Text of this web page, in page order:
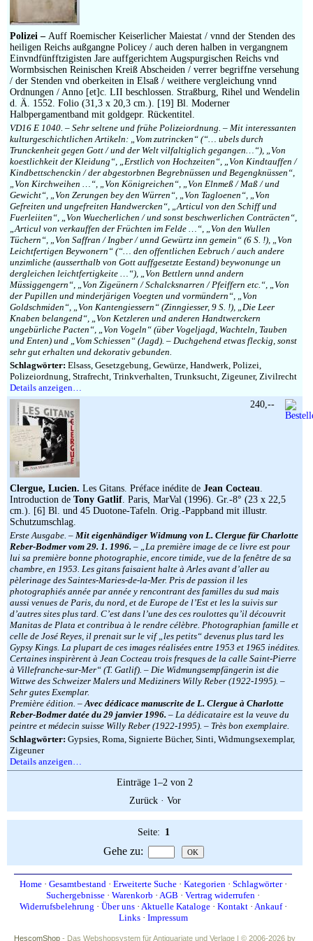
Polizei – Auff Roemischer Keiserlicher Maiestat / vnnd der Stenden des
heiligen Reichs außgangne Policey / auch deren halben in vergangnem
Einvndfünfftzigisten Jare auffgerichtem Augspurgischen Reichs vnd
Wormbsischen Reinischen Kreiß Abscheiden / verrer begriffne versehung
/ der Stenden vnd oberkeiten in Elsaß / weithere vergleichung vnnd
Ordnungen / Anno [et]c. LII beschlossen. Straßburg, Rihel und Wendelin
d. Ä. 1552. Folio (31,3 x 20,3 cm.). [19] Bl. Moderner
Halbpergamentband mit goldgepr. Rückentitel.
VD16 E 1040. – Sehr seltene und frühe Polizeiordnung. – Mit interessanten
kulturgeschichtlichen Artikeln: „Vom zutrincken“ (“… ubels durch
Trunckenheit gegen Gott / und der Welt vilfaltiglich gegangen…“), „Von
koestlichkeit der Kleidung“, „Erstlich von Hochzeiten“, „Von Kindtauffen /
Kindbettschenckin / der abgestorbnen Begrebnüssen und Begengknüssen“,
„Von Kirchweihen …“, „Von Königreichen“, „Von Elnmeß / Maß / und
Gewicht“, „Von Zerungen bey den Würren“, „Von Tagloenen“, „Von
Gefreiten und ungefreiten Handwercken“, „Articul von den Schiff und
Fuerleiiten“, „Von Wuecherlichen / und sonst beschwerlichen Conträcten“,
„Articul von verkauffen der Früchten im Felde …“, „Von den Wullen
Tüchern“, „Von Saffran / Ingber / unnd Gewürtz inn gemein“ (6 S. !), „Von
Leichtfertigen Beywonern“ (“… den offentlichen Eebruch / auch andere
unzimliche (ausserthalb von Gott auffgesetzte Eestand) beywonunge un
dergleichen leichtfertigkeite …“), „Von Bettlern unnd andern
Müssiggengern“, „Von Zigeünern / Schalcksnarren / Pfeiffern etc.“, „Von
der Pupillen und minderjärigen Voegten und vormündern“, „Von
Goldschmiden“, „Von Kantengiessern“ (Zinngiesser, 9 S. !), „Die Leer
Knaben belangend“, „Von Ketzleren und anderen Handtwerckern
ungebürliche Pacten“, „Von Vogeln“ (über Vogeljagd, Wachteln, Tauben
und Enten) und „Vom Schiessen“ (Jagd). – Duchgehend etwas fleckig, sonst
sehr gut erhalten und dekorativ gebunden.
Schlagwörter: Elsass, Gesetzgebung, Gewürze, Handwerk, Polizei,
Polizeiordnung, Strafrecht, Trinkverhalten, Trunksucht, Zigeuner, Zivilrecht
Details anzeigen…
Clergue, Lucien. Les Gitans. Préface inédite de Jean Cocteau.
Introduction de Tony Gatlif. Paris, MarVal (1996). Gr.-8° (23 x 22,5
cm.). [6] Bl. und 45 Duotone-Tafeln. Orig.-Pappband mit illustr.
Schutzumschlag.
Erste Ausgabe. – Mit eigenhändiger Widmung von L. Clergue für Charlotte
Reber-Bodmer vom 29. 1. 1996. – „La première image de ce livre est pour
lui sa première bonne photographie, encore timide, vue de la fenêtre de sa
chambre, en 1953. Les gitans faisaient halte à Arles avant d’aller au
pèlerinage des Saintes-Maries-de-la-Mer. Pris de passion il les
photographiés année par année y rencontrant des familles du sud mais
aussi venues de Paris, du nord, et de Europe de l’Est et les la suivis sur
d’autres sites plus tard. C’est dans l’une des ces roulottes qu’il découvrit
Manitas de Plata et contribua à le rendre célèbre. Photographian famille et
celle de José Reyes, il prenait sur le vif „les petits“ devenus plus tard les
Gypsy Kings. La plupart de ces images réalisées entre 1953 et 1965 inédites.
Certaines inspirèrent à Jean Cocteau trois fresques de la calle Saint-Pierre
à Villefranche-sur-Mer“ (T. Gatlif). – Die Widmungsempfängerin ist die
Wittwe des Schweizer Malers und Mediziners Willy Reber (1922-1995). –
Sehr gutes Exemplar.
Première édition. –Avec dédicace manuscrite de L. Clergue à Charlotte
Reber-Bodmer datée du 29 janvier 1996. – La dédicataire est la veuve du
peintre et médecin suisse Willy Reber (1922-1995). – Très bon exemplaire.
Schlagwörter: Gypsies, Roma, Signierte Bücher, Sinti, Widmungsexemplar,
Zigeuner
Details anzeigen…
240,--
Einträge 1–2 von 2
Zurück· Vor
Seite: 1
Gehe zu:
Home· Gesamtbestand· Erweiterte Suche· Kategorien· Schlagwörter·
Suchergebnisse · Warenkorb · AGB · Vertrag widerrufen ·
Widerrufsbelehrung · Über uns· Aktuelle Kataloge· Kontakt· Ankauf·
Links· Impressum
HescomShop - Das Webshopsystem für Antiquariate und Verlage | © 2006-2026 by